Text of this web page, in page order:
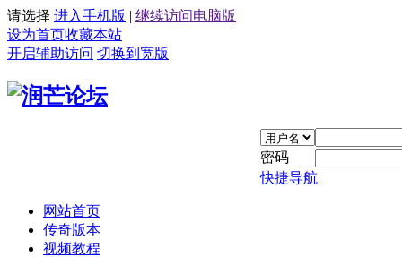
请选择 进入手机版 | 继续访问电脑版
设为首页收藏本站
开启辅助访问 切换到宽版
密码
快捷导航
网站首页
传奇版本
视频教程